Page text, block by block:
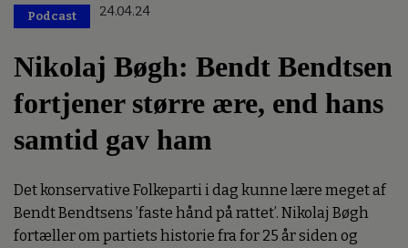
Podcast 24.04.24
Nikolaj Bøgh: Bendt Bendtsen
fortjener større ære, end hans
samtid gav ham
Det konservative Folkeparti i dag kunne lære meget af
Bendt Bendtsens ’faste hånd på rattet’. Nikolaj Bøgh
fortæller om partiets historie fra for 25 år siden og